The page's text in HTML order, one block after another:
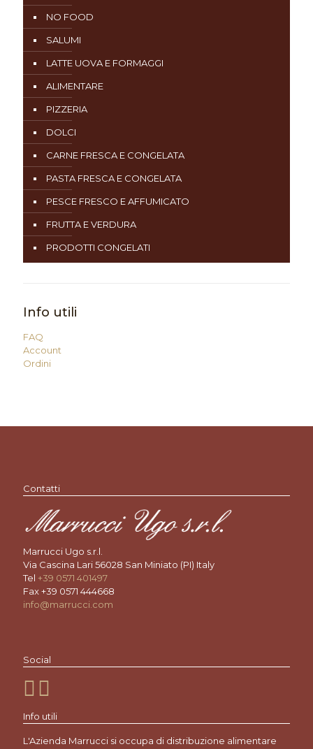
NO FOOD
SALUMI
LATTE UOVA E FORMAGGI
ALIMENTARE
PIZZERIA
DOLCI
CARNE FRESCA E CONGELATA
PASTA FRESCA E CONGELATA
PESCE FRESCO E AFFUMICATO
FRUTTA E VERDURA
PRODOTTI CONGELATI
Info utili
FAQ
Account
Ordini
Contatti
Marrucci Ugo s.r.l.
Via Cascina Lari 56028 San Miniato (PI) Italy
Tel +39 0571 401497
Fax +39 0571 444668
info@marrucci.com
Social
Info utili
L'Azienda Marrucci si occupa di distribuzione alimentare